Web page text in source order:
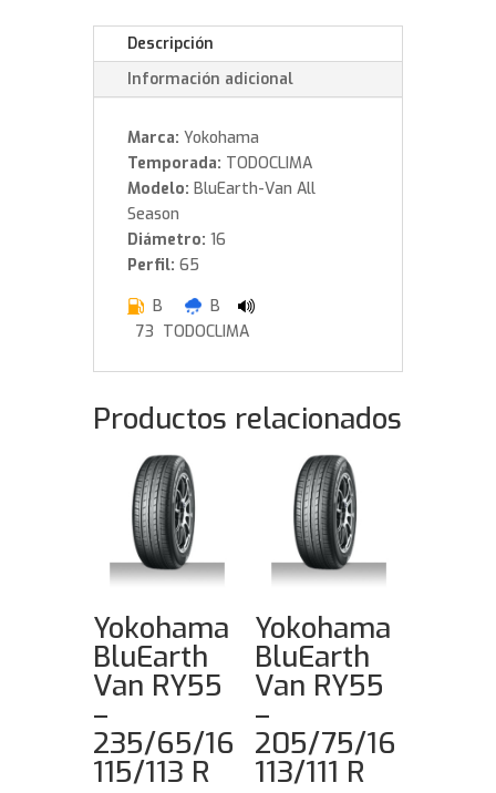
Descripción
Información adicional
Marca: Yokohama
Temporada: TODOCLIMA
Modelo: BluEarth-Van All
Season
Diámetro: 16
Perfil: 65
B
B
73 TODOCLIMA
Productos relacionados
Yokohama
BluEarth
Van RY55
–
235/65/16
115/113 R
Yokohama
BluEarth
Van RY55
–
205/75/16
113/111 R